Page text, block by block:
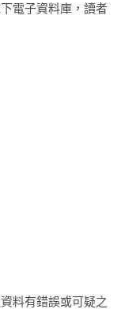
電子資料庫，讀者
料有錯誤或可疑之